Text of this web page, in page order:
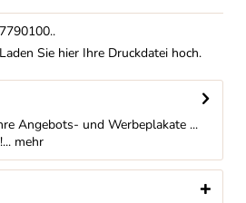
7790100..
Laden Sie hier Ihre Druckdatei hoch.
Angebots- und Werbeplakate ...
mehr